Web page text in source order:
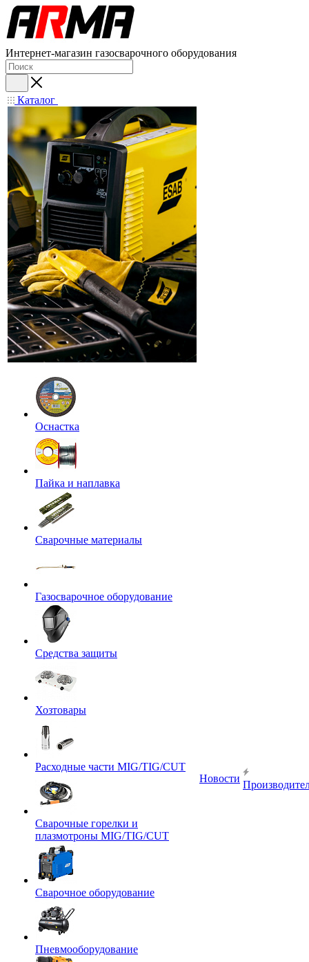
Интернет-магазин газосварочного оборудования
Каталог
Оснастка
Пайка и наплавка
Сварочные материалы
Газосварочное оборудование
Средства защиты
Хозтовары
Расходные части MIG/TIG/CUT
Сварочные горелки и
плазмотроны MIG/TIG/CUT
Сварочное оборудование
Пневмооборудование
Новости